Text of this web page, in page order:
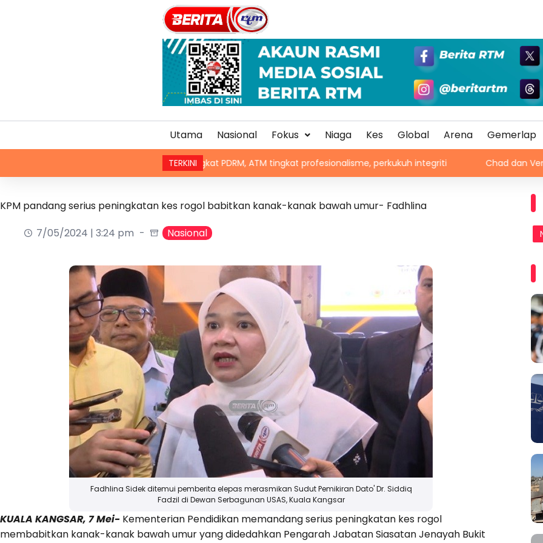
Utama Nasional Fokus Niaga Kes Global Arena Gemerlap
TERKINI
Kaedah baharu kenaikan pangkat PDRM, ATM tingkat profesionalisme, perkukuh integriti Chad dan Venezuela
KPM pandang serius peningkatan kes rogol babitkan kanak-kanak bawah umur- Fadhlina
7/05/2024 | 3:24 pm
Nasional
Fadhlina Sidek ditemui pemberita elepas merasmikan Sudut Pemikiran Dato' Dr. Siddiq
Fadzil di Dewan Serbagunan USAS, Kuala Kangsar
KUALA KANGSAR, 7 Mei- Kementerian Pendidikan memandang serius peningkatan kes rogol
membabitkan kanak-kanak bawah umur yang didedahkan Pengarah Jabatan Siasatan Jenayah Bukit